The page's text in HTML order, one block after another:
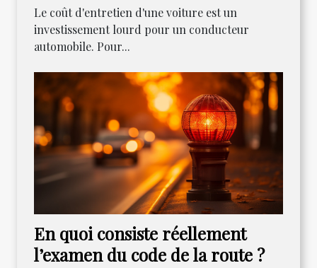
Le coût d'entretien d'une voiture est un
investissement lourd pour un conducteur
automobile. Pour...
En quoi consiste réellement
l’examen du code de la route ?